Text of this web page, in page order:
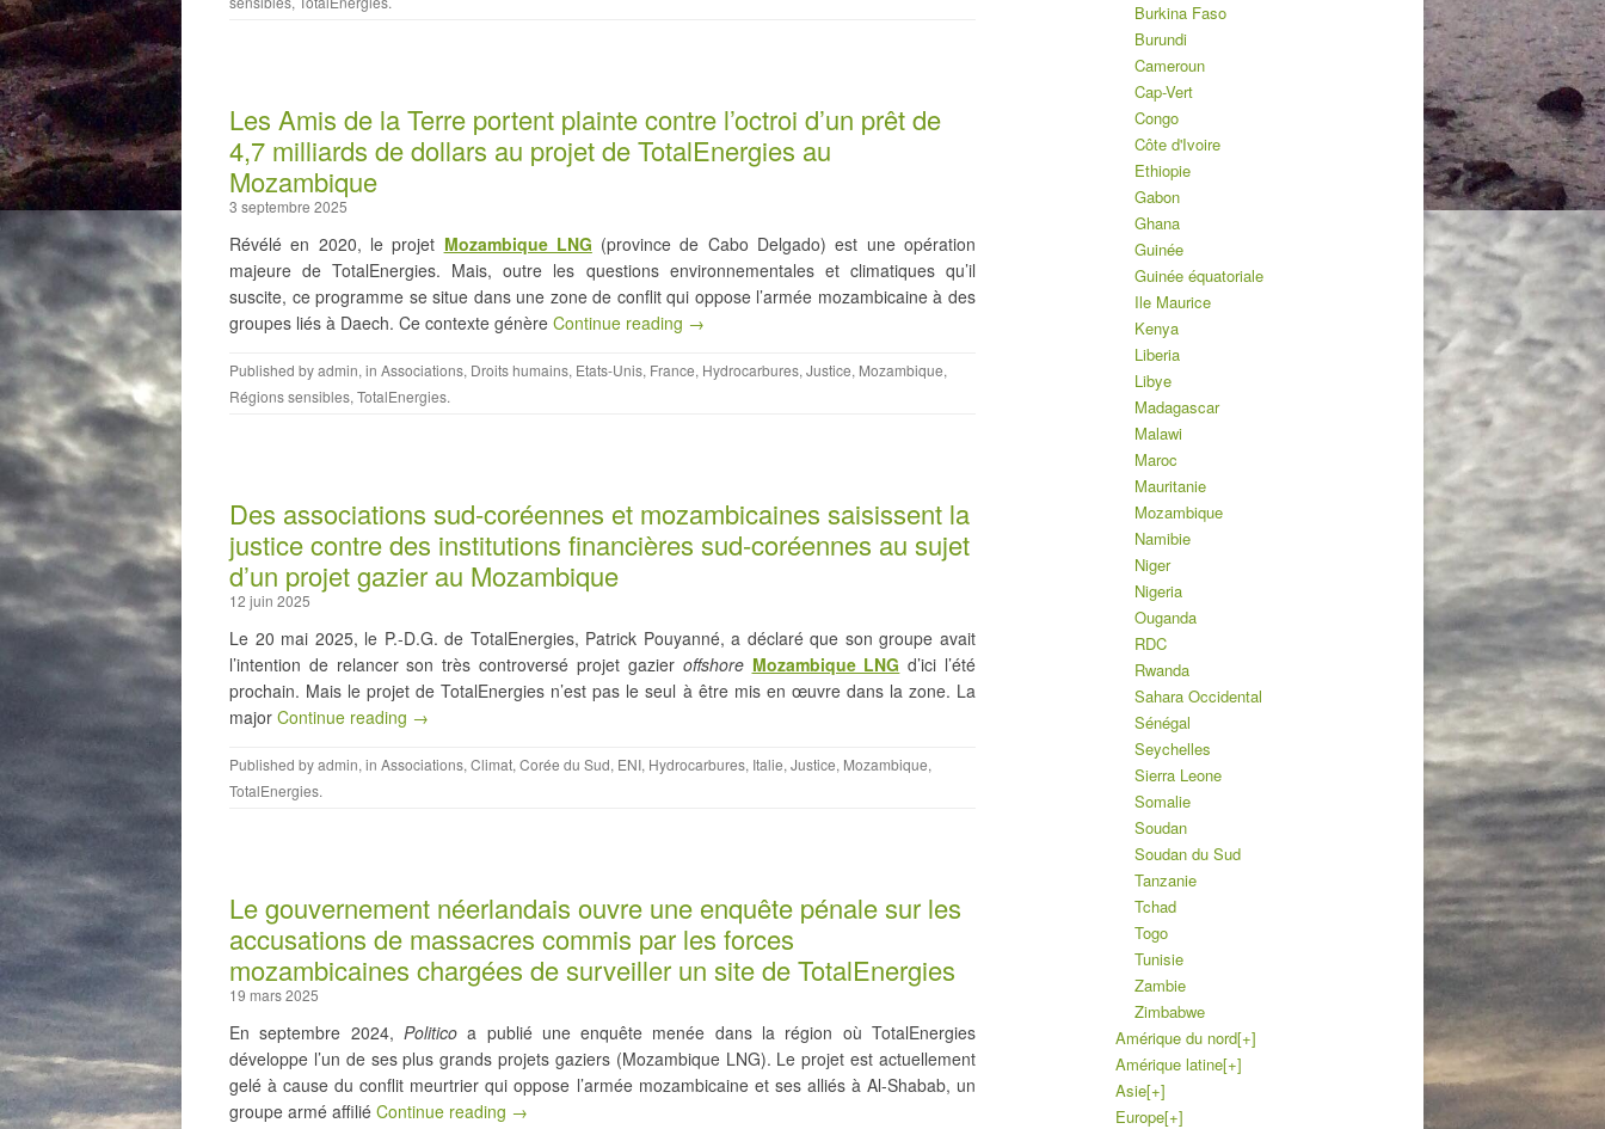
Les Amis de la Terre portent plainte contre l’octroi d’un prêt de
4,7 milliards de dollars au projet de TotalEnergies au
Mozambique
3 septembre 2025
Révélé en 2020, le projet Mozambique LNG (province de Cabo Delgado) est une opération
majeure de TotalEnergies. Mais, outre les questions environnementales et climatiques qu’il
suscite, ce programme se situe dans une zone de conflit qui oppose l’armée mozambicaine à des
groupes liés à Daech. Ce contexte génère Continue reading →
Published byadmin, in Associations, Droits humains, Etats-Unis, France, Hydrocarbures, Justice, Mozambique,
Régions sensibles, TotalEnergies.
Des associations sud-coréennes et mozambicaines saisissent la
justice contre des institutions financières sud-coréennes au sujet
d’un projet gazier au Mozambique
12 juin 2025
Le 20 mai 2025, le P.-D.G. de TotalEnergies, Patrick Pouyanné, a déclaré que son groupe avait
l’intention de relancer son très controversé projet gazier offshore Mozambique LNG d’ici l’été
prochain. Mais le projet de TotalEnergies n’est pas le seul à être mis en œuvre dans la zone. La
major Continue reading →
Published byadmin, in Associations, Climat, Corée du Sud, ENI, Hydrocarbures, Italie, Justice, Mozambique,
TotalEnergies.
Le gouvernement néerlandais ouvre une enquête pénale sur les
accusations de massacres commis par les forces
mozambicaines chargées de surveiller un site de TotalEnergies
19 mars 2025
En septembre 2024, Politicoa publié une enquête menée dans la région où TotalEnergies
développe l’un de ses plus grands projets gaziers (Mozambique LNG). Le projet est actuellement
gelé à cause du conflit meurtrier qui oppose l’armée mozambicaine et ses alliés à Al-Shabab, un
groupe armé affilié Continue reading →
Burkina Faso
Burundi
Cameroun
Cap-Vert
Congo
Côte d'Ivoire
Ethiopie
Gabon
Ghana
Guinée
Guinée équatoriale
Ile Maurice
Kenya
Liberia
Libye
Madagascar
Malawi
Maroc
Mauritanie
Mozambique
Namibie
Niger
Nigeria
Ouganda
RDC
Rwanda
Sahara Occidental
Sénégal
Seychelles
Sierra Leone
Somalie
Soudan
Soudan du Sud
Tanzanie
Tchad
Togo
Tunisie
Zambie
Zimbabwe
Amérique du nord[+]
Amérique latine[+]
Asie[+]
Europe[+]